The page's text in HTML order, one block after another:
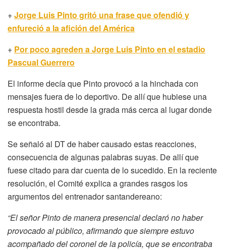
+Jorge Luis Pinto gritó una frase que ofendió y
enfureció a la afición del América
+ Por poco agreden a Jorge Luis Pinto en el estadio
Pascual Guerrero
El informe decía que Pinto provocó a la hinchada con
mensajes fuera de lo deportivo. De allí que hubiese una
respuesta hostil desde la grada más cerca al lugar donde
se encontraba.
Se señaló al DT de haber causado estas reacciones,
consecuencia de algunas palabras suyas. De allí que
fuese citado para dar cuenta de lo sucedido. En la reciente
resolución, el Comité explica a grandes rasgos los
argumentos del entrenador santandereano:
“El señor Pinto de manera presencial declaró no haber
provocado al público, afirmando que siempre estuvo
acompañado del coronel de la policía, que se encontraba